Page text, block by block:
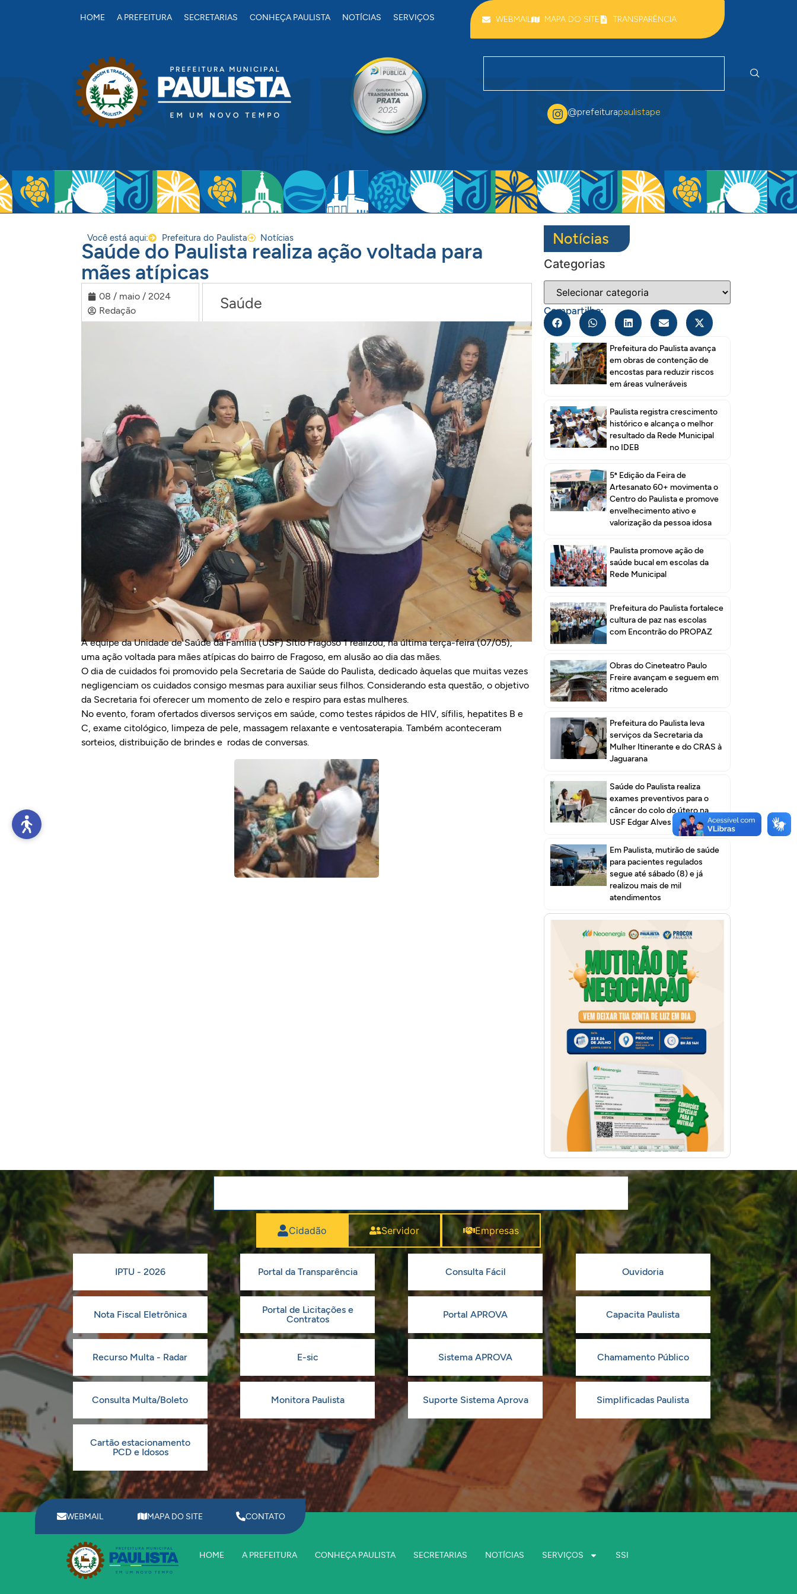
HOME A PREFEITURA SECRETARIAS CONHEÇA PAULISTA NOTÍCIAS SERVIÇOS WEBMAIL MAPA DO SITE TRANSPARÊNCIA
@prefeiturapaulistape
Você está aqui: Prefeitura do Paulista Notícias
Saúde do Paulista realiza ação voltada para
mães atípicas
08 / maio / 2024
Redação
Saúde
A equipe da Unidade de Saúde da Família (USF) Sítio Fragoso 1 realizou, na última terça-feira (07/05),
uma ação voltada para mães atípicas do bairro de Fragoso, em alusão ao dia das mães.
O dia de cuidados foi promovido pela Secretaria de Saúde do Paulista, dedicado àquelas que muitas vezes
negligenciam os cuidados consigo mesmas para auxiliar seus filhos. Considerando esta questão, o objetivo
da Secretaria foi oferecer um momento de zelo e respiro para estas mulheres.
No evento, foram ofertados diversos serviços em saúde, como testes rápidos de HIV, sífilis, hepatites B e
C, exame citológico, limpeza de pele, massagem relaxante e ventosaterapia. Também aconteceram
sorteios, distribuição de brindes e rodas de conversas.
Notícias
Categorias
Compartilhe:
Prefeitura do Paulista avança
em obras de contenção de
encostas para reduzir riscos
em áreas vulneráveis
Paulista registra crescimento
histórico e alcança o melhor
resultado da Rede Municipal
no IDEB
5ª Edição da Feira de
Artesanato 60+ movimenta o
Centro do Paulista e promove
envelhecimento ativo e
valorização da pessoa idosa
Paulista promove ação de
saúde bucal em escolas da
Rede Municipal
Prefeitura do Paulista fortalece
cultura de paz nas escolas
com Encontrão do PROPAZ
Obras do Cineteatro Paulo
Freire avançam e seguem em
ritmo acelerado
Prefeitura do Paulista leva
serviços da Secretaria da
Mulher Itinerante e do CRAS à
Jaguarana
Saúde do Paulista realiza
exames preventivos para o
câncer do colo do útero na
USF Edgar Alves I
Em Paulista, mutirão de saúde
para pacientes regulados
segue até sábado (8) e já
realizou mais de mil
atendimentos
Cidadão Servidor Empresas
IPTU - 2026 Portal da Transparência Consulta Fácil Ouvidoria
Nota Fiscal Eletrônica
Portal de Licitações e
Contratos
Portal APROVA Capacita Paulista
Recurso Multa - Radar E-sic Sistema APROVA Chamamento Público
Consulta Multa/Boleto Monitora Paulista Suporte Sistema Aprova Simplificadas Paulista
Cartão estacionamento
PCD e Idosos
WEBMAIL MAPA DO SITE CONTATO
HOME A PREFEITURA CONHEÇA PAULISTA SECRETARIAS NOTÍCIAS SERVIÇOS SSI